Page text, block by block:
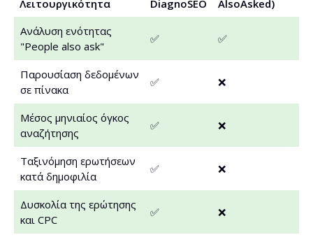
Λειτουργικότητα DiagnoSEO
AlsoAsked)
Ανάλυση ενότητας
"People also ask"
✅ ✅
Παρουσίαση δεδομένων
σε πίνακα
✅ ❌
Μέσος μηνιαίος όγκος
αναζήτησης
✅ ❌
Ταξινόμηση ερωτήσεων
κατά δημοφιλία
✅ ❌
Δυσκολία της ερώτησης
και CPC
✅ ❌